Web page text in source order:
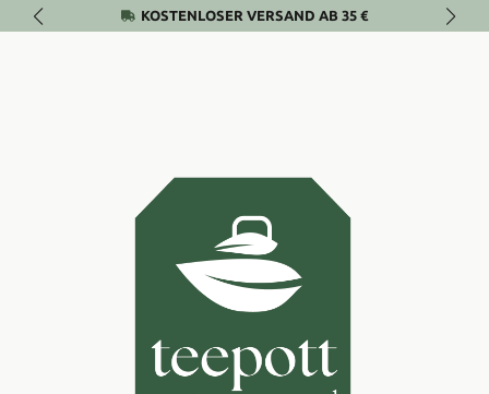
Zum Hauptinhalt springenKOSTENLOSER VERSAND AB 35 €